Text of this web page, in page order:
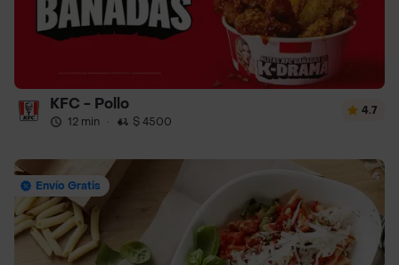
KFC - Pollo
12 min · $ 4500
4.7
Envío Gratis